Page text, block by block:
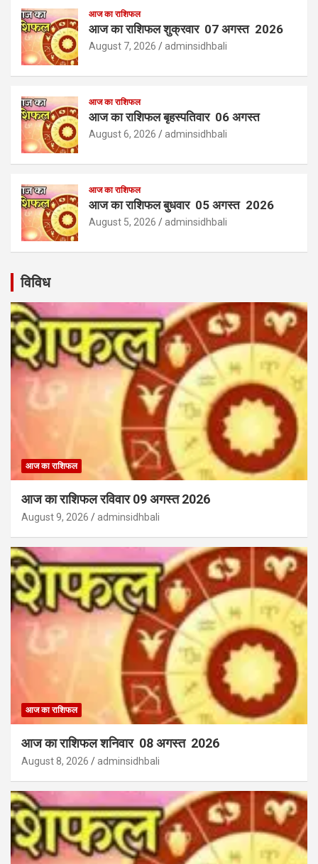
आज का राशिफल
आज का राशिफल शुक्रवार 07 अगस्त 2026
August 7, 2026 adminsidhbali
आज का राशिफल
आज का राशिफल बृहस्पतिवार 06 अगस्त
August 6, 2026 adminsidhbali
आज का राशिफल
आज का राशिफल बुधवार 05 अगस्त 2026
August 5, 2026 adminsidhbali
विविध
आज का राशिफल
आज का राशिफल रविवार 09 अगस्त 2026
August 9, 2026 adminsidhbali
आज का राशिफल
आज का राशिफल शनिवार 08 अगस्त 2026
August 8, 2026 adminsidhbali